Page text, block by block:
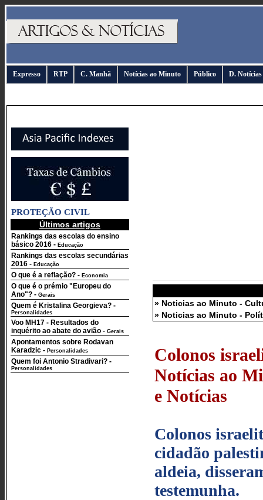
Expresso RTP C. Manhã Notícias ao Minuto Público D. Notícias
PROTEÇÃO CIVIL
Últimos artigos
Rankings das escolas do ensino
básico 2016 - Educação
Rankings das escolas secundárias
2016 - Educação
O que é a reflação? - Economia
O que é o prémio "Europeu do
Ano"? - Gerais
Quem é Kristalina Georgieva? -
Personalidades
Voo MH17 - Resultados do
inquérito ao abate do avião - Gerais
Apontamentos sobre Rodavan
Karadzic - Personalidades
Quem foi Antonio Stradivari? -
Personalidades
» Noticias ao Minuto -
» Noticias ao Minuto -
Colonos
Notícias ao
e Notícias
Colonos
cidadão
aldeia,
testemunha.